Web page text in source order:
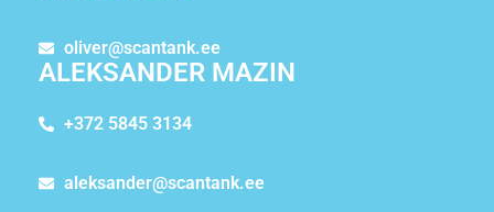
oliver@scantank.ee
ALEKSANDER MAZIN
+372 5845 3134
aleksander@scantank.ee